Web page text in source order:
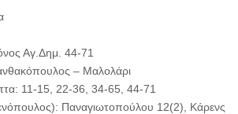
Αγ.Δημ. 44-71
– Μαλολάρι
11-15, 22-36, 34-65, 44-71
Παναγιωτοπούλου 12(2), Κάρενς